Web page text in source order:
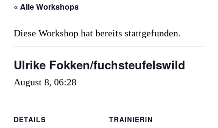
« Alle Workshops
Diese Workshop hat bereits stattgefunden.
Ulrike Fokken/fuchsteufelswild
August 8, 06:28
DETAILS
TRAINIERIN